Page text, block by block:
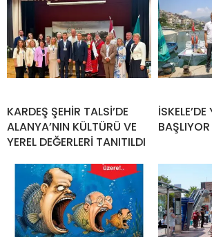
KARDEŞ ŞEHİR TALSİ’DE
ALANYA’NIN KÜLTÜRÜ VE
YEREL DEĞERLERİ TANITILDI
BAŞLIYOR